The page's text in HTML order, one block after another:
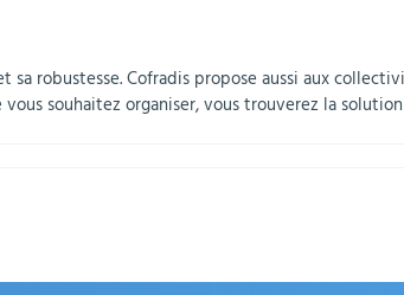
robustesse. Cofradis propose aussi aux
souhaitez organiser, vous trouverez la